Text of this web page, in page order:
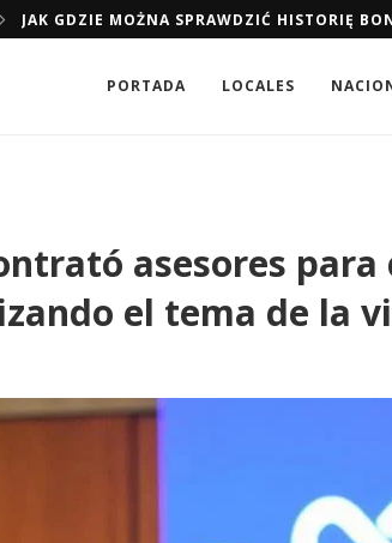
JAK GDZIE MOŻNA SPRAWDZIĆ HISTORIĘ
PORTADA LOCALES
asesores
el tema de la